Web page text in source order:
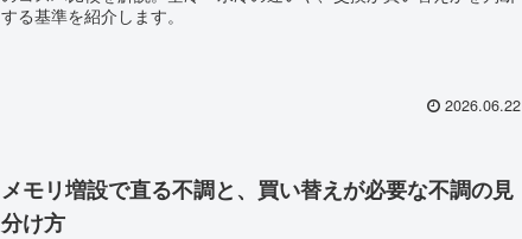
する基準を紹介します。
2026.06.22
メモリ増設で直る不調と、買い替えが必要な不調の見
分け方